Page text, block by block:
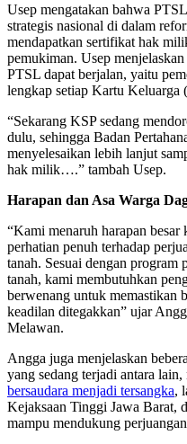
Usep mengatakan bahwa
strategis nasional di dalam
mendapatkan sertifikat hak
pemukiman. Usep
PTSL dapat berjalan, yaitu
lengkap setiap Kartu Keluarga
“Sekarang KSP sedang
dulu, sehingga Badan
menyelesaikan lebih lanjut
hak milik….” tambah Usep.
Harapan dan Asa Warga
“Kami menaruh harapan
perhatian penuh terhadap
tanah. Sesuai dengan program
tanah, kami membutuhkan
berwenang untuk memastikan
keadilan ditegakkan” ujar
Melawan.
Angga juga menjelaskan
yang sedang terjadi antara lain,
bersaudara menjadi tersangka,
Kejaksaan Tinggi Jawa Barat,
mampu mendukung